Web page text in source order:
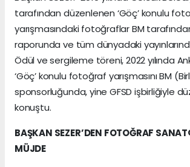
tarafından düzenlenen ‘Göç’ konulu
yarışmasındaki fotoğraflar BM
raporunda ve tüm dünyadaki
Ödül ve sergileme töreni, 2022 yılında
‘Göç’ konulu fotoğraf yarışmasını BM
sponsorluğunda, yine GFSD işbirliğiyle
konuştu.
BAŞKAN SEZER’DEN FOTOĞRAF
MÜJDE